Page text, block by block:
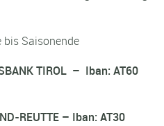
TIROL – Iban: AT60
REUTTE – Iban: AT30